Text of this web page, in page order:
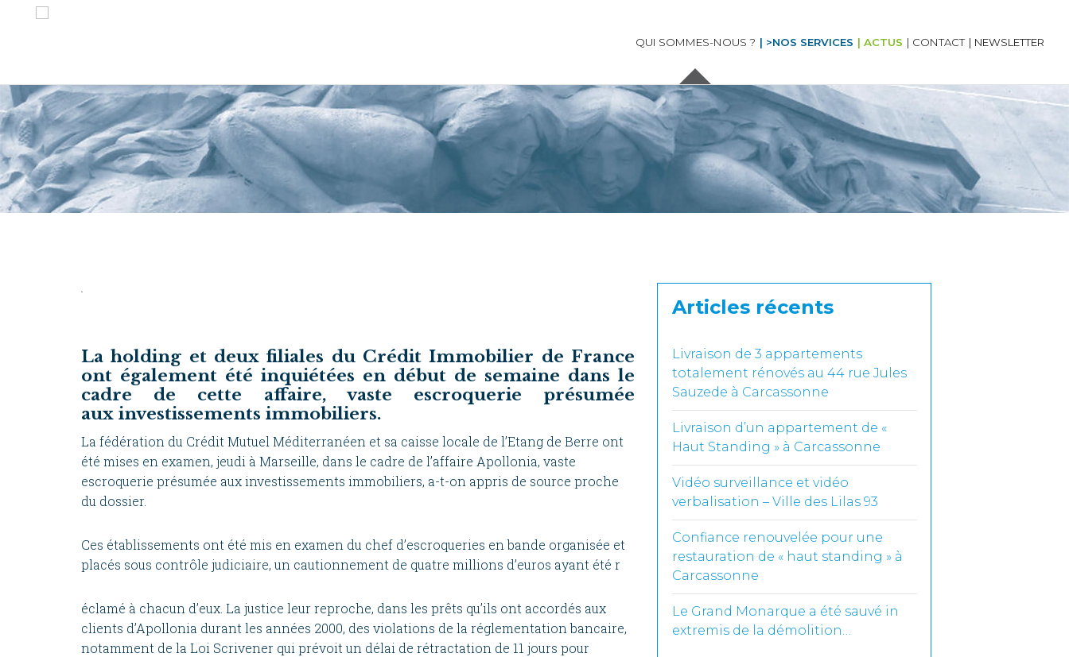
QUI SOMMES-NOUS ? | >NOS SERVICES | ACTUS | CONTACT | NEWSLETTER
La holding et deux filiales du Crédit Immobilier de France
ont également été inquiétées en début de semaine dans le
cadre de cette affaire, vaste escroquerie présumée
aux investissements immobiliers.
La fédération du Crédit Mutuel Méditerranéen et sa caisse locale de l’Etang de Berre ont
été mises en examen, jeudi à Marseille, dans le cadre de l’affaire Apollonia, vaste
escroquerie présumée aux investissements immobiliers, a-t-on appris de source proche
du dossier.
Ces établissements ont été mis en examen du chef d’escroqueries en bande organisée et
placés sous contrôle judiciaire, un cautionnement de quatre millions d’euros ayant été r
éclamé à chacun d’eux. La justice leur reproche, dans les prêts qu’ils ont accordés aux
clients d’Apollonia durant les années 2000, des violations de la réglementation bancaire,
notamment de la Loi Scrivener qui prévoit un délai de rétractation de 11 jours pour
Articles récents
Livraison de 3 appartements
totalement rénovés au 44 rue Jules
Sauzede à Carcassonne
Livraison d’un appartement de «
Haut Standing » à Carcassonne
Vidéo surveillance et vidéo
verbalisation – Ville des Lilas 93
Confiance renouvelée pour une
restauration de « haut standing » à
Carcassonne
Le Grand Monarque a été sauvé in
extremis de la démolition…